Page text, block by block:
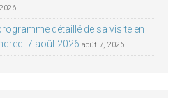
détaillé de sa visite en
7 août 2026 août 7, 2026